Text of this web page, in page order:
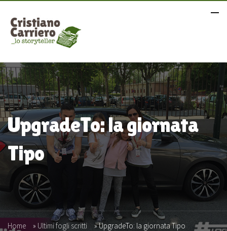
UpgradeTo: la giornata
Tipo
Home » Ultimi fogli scritti »UpgradeTo: la giornata Tipo